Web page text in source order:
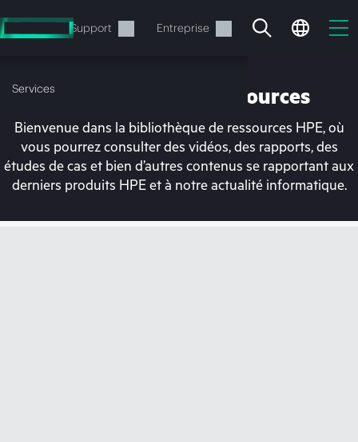
au
contenu
Support Entreprise
Services
Votre panier est
Bibliothèque de ressources
Bienvenue dans la bibliothèque de ressources HPE, où
vous pourrez consulter des vidéos, des rapports, des
études de cas et bien d’autres contenus se rapportant aux
derniers produits HPE et à notre actualité informatique.